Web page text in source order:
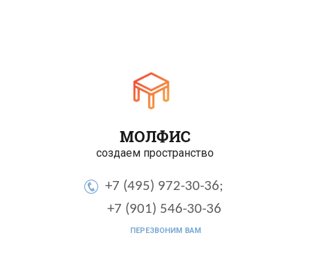
МОЛФИС
создаем пространство
+7 (495) 972-30-36;
+7 (901) 546-30-36
ПЕРЕЗВОНИМ ВАМ